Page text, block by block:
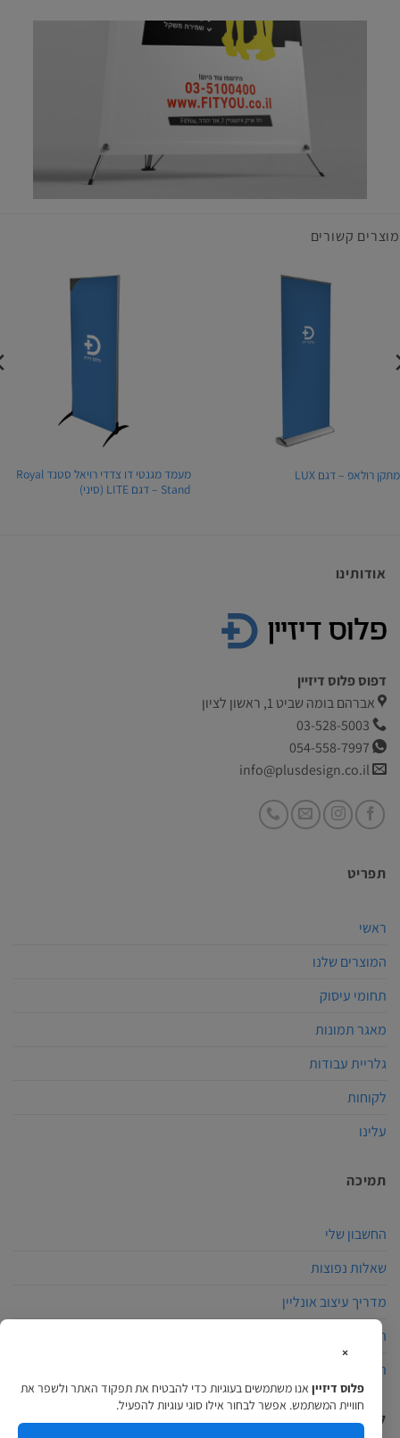
מוצרים קשורים
מתקן רולאפ – דגם LUX
מעמד מגנטי דו צדדי רויאל סטנד Royal
Stand – דגם LITE (סיני)
אודותינו
דפוס פלוס דיזיין
אברהם בומה שביט 1, ראשון לציון
תפריט
ראשי
המוצרים שלנו
תחומי עיסוק
מאגר תמונות
גלריית עבודות
לקוחות
עלינו
תמיכה
החשבון שלי
שאלות נפוצות
מדריך עיצוב אונליין
הצהרת נגישות
תקנון האתר
למה לבחור פלוס דיזיין?
×
פלוס דיזיין אנו משתמשים בעוגיות כדי להבטיח את תפקוד האתר ולשפר את
חוויית המשתמש. אפשר לבחור אילו סוגי עוגיות להפעיל.